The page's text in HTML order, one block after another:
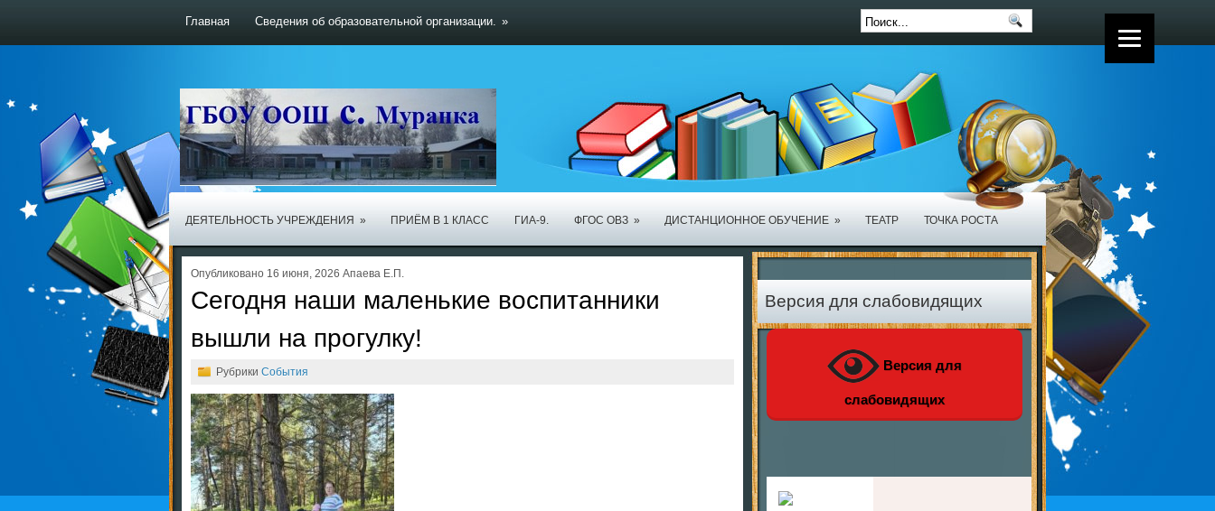
Главная Сведения об образовательной организации. »
ДЕЯТЕЛЬНОСТЬ УЧРЕЖДЕНИЯ » ПРИЁМ В 1 КЛАСС ГИА-9. ФГОС ОВЗ » ДИСТАНЦИОННОЕ ОБУЧЕНИЕ » ТЕАТР ТОЧКА РОСТА
Опубликовано 16 июня, 2026 Апаева Е.П.
Сегодня наши маленькие воспитанники
вышли на прогулку!
Рубрики События
Версия для слабовидящих
Версия для
слабовидящих